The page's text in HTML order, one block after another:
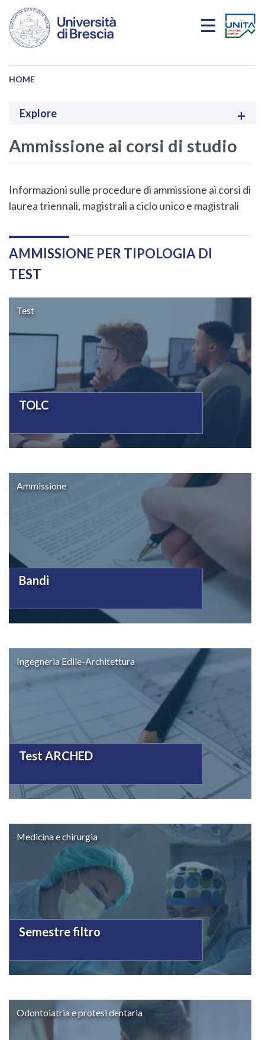
Salta al contenuto principale
HOME
Explore
Ammissione ai corsi di studio
Informazioni sulle procedure di ammissione ai corsi di
laurea triennali, magistrali a ciclo unico e magistrali
AMMISSIONE PER TIPOLOGIA DI
TEST
Test
TOLC
Ammissione
Bandi
Ingegneria Edile-Architettura
Test ARCHED
Medicina e chirurgia
Semestre filtro
Odontoiatria e protesi dentaria